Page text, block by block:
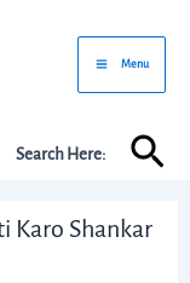
Main
Menu
Menu
Search Here:
Karo Shankar